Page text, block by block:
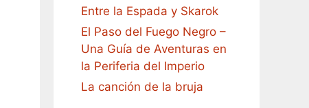
Entre la Espada y Skarok
El Paso del Fuego Negro –
Una Guía de Aventuras en
la Periferia del Imperio
La canción de la bruja